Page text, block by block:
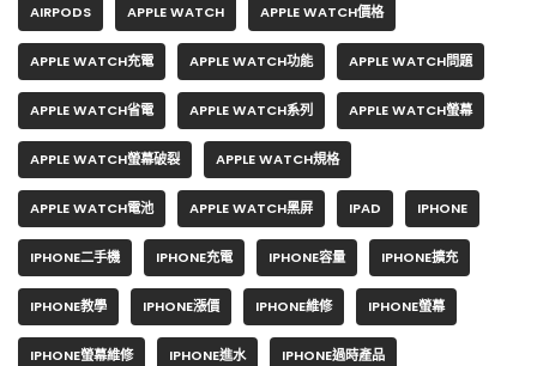
AIRPODS APPLE WATCH APPLE WATCH價格
APPLE WATCH充電 APPLE WATCH功能 APPLE WATCH問題
APPLE WATCH省電 APPLE WATCH系列 APPLE WATCH螢幕
APPLE WATCH螢幕破裂 APPLE WATCH規格
APPLE WATCH電池 APPLE WATCH黑屏 IPAD IPHONE
IPHONE二手機 IPHONE充電 IPHONE容量 IPHONE擴充
IPHONE教學 IPHONE漲價 IPHONE維修 IPHONE螢幕
IPHONE螢幕維修 IPHONE進水 IPHONE過時產品